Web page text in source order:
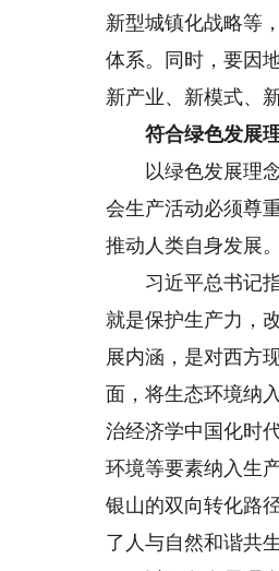
新型城镇化战略等
体系。同时，要因
新产业、新模式、
符合绿色发展理
以绿色发展理念
会生产活动必须尊
推动人类自身发展。
习近平总书记指
就是保护生产力，
展内涵，是对西方
面，将生态环境纳
治经济学中国化时
环境等要素纳入生
银山的双向转化路
了人与自然和谐共